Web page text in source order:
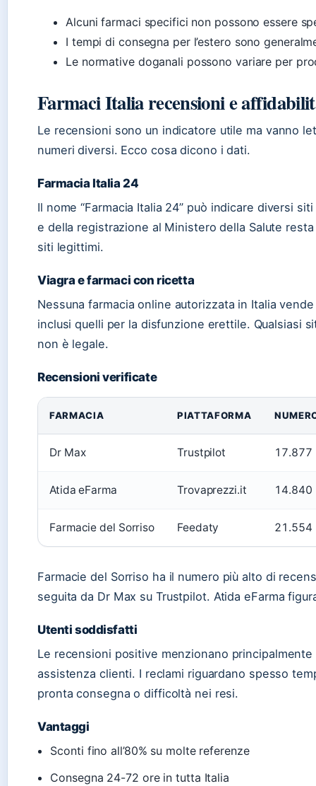
Alcuni farmaci specifici non possono essere
I tempi di consegna per l’estero sono
Le normative doganali possono variare per
Farmaci Italia recensioni e
Le recensioni sono un indicatore utile ma vanno
numeri diversi. Ecco cosa dicono i dati.
Farmacia Italia 24
Il nome “Farmacia Italia 24” può indicare diversi
e della registrazione al Ministero della Salute
siti legittimi.
Viagra e farmaci con ricetta
Nessuna farmacia online autorizzata in Italia
inclusi quelli per la disfunzione erettile. Qualsiasi
non è legale.
Recensioni verificate
FARMACIA PIATTAFORMA
Dr Max Trustpilot 17.877
Atida eFarma Trovaprezzi.it 14.840
Farmacie del Sorriso Feedaty 21.554
Farmacie del Sorriso ha il numero più alto di
seguita da Dr Max su Trustpilot. Atida eFarma
Utenti soddisfatti
Le recensioni positive menzionano
assistenza clienti. I reclami riguardano spesso
pronta consegna o difficoltà nei resi.
Vantaggi
Sconti fino all’80% su molte referenze
Consegna 24-72 ore in tutta Italia